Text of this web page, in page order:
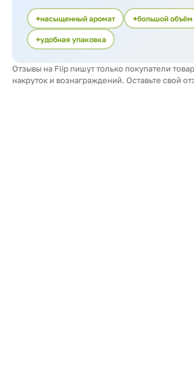
насыщенный аромат большой объём
удобная упаковка
Отзывы на Flip пишут только покупатели
накруток и вознаграждений. Оставьте свой